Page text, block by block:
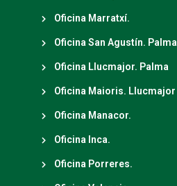
Oficina Marratxí.
Oficina San Agustín. Palma
Oficina Llucmajor. Palma
Oficina Maioris. Llucmajor
Oficina Manacor.
Oficina Inca.
Oficina Porreres.